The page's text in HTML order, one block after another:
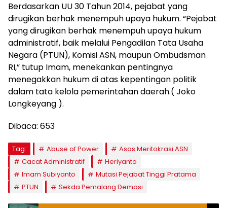
Berdasarkan UU 30 Tahun 2014, pejabat yang
dirugikan berhak menempuh upaya hukum. “Pejabat
yang dirugikan berhak menempuh upaya hukum
administratif, baik melalui Pengadilan Tata Usaha
Negara (PTUN), Komisi ASN, maupun Ombudsman
RI,” tutup Imam, menekankan pentingnya
menegakkan hukum di atas kepentingan politik
dalam tata kelola pemerintahan daerah.( Joko
Longkeyang ).
Dibaca: 653
Tag: Abuse of Power
Asas Meritokrasi ASN
Cacat Administratif
Heriyanto
Imam Subiyanto
Mutasi Pejabat Tinggi Pratama
PTUN
Sekda Pemalang Demosi